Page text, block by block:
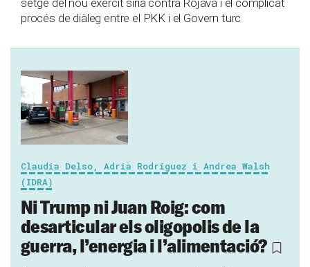
setge del nou exèrcit sirià contra Rojava i el complicat
procés de diàleg entre el PKK i el Govern turc
Claudia Delso, Adrià Rodríguez i Andrea Walsh
(IDRA)
Ni Trump ni Juan Roig: com
desarticular els oligopolis de la
guerra, l’energia i l’alimentació?